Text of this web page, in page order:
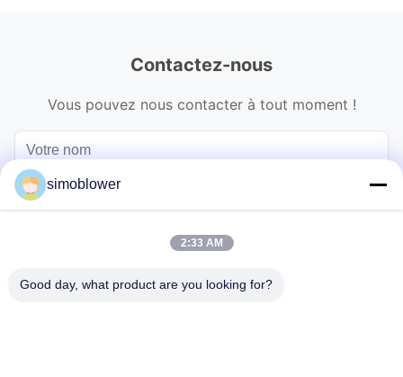
Contactez-nous
Vous pouvez nous contacter à tout moment !
simoblower
2:33 AM
Good day, what product are you looking for?